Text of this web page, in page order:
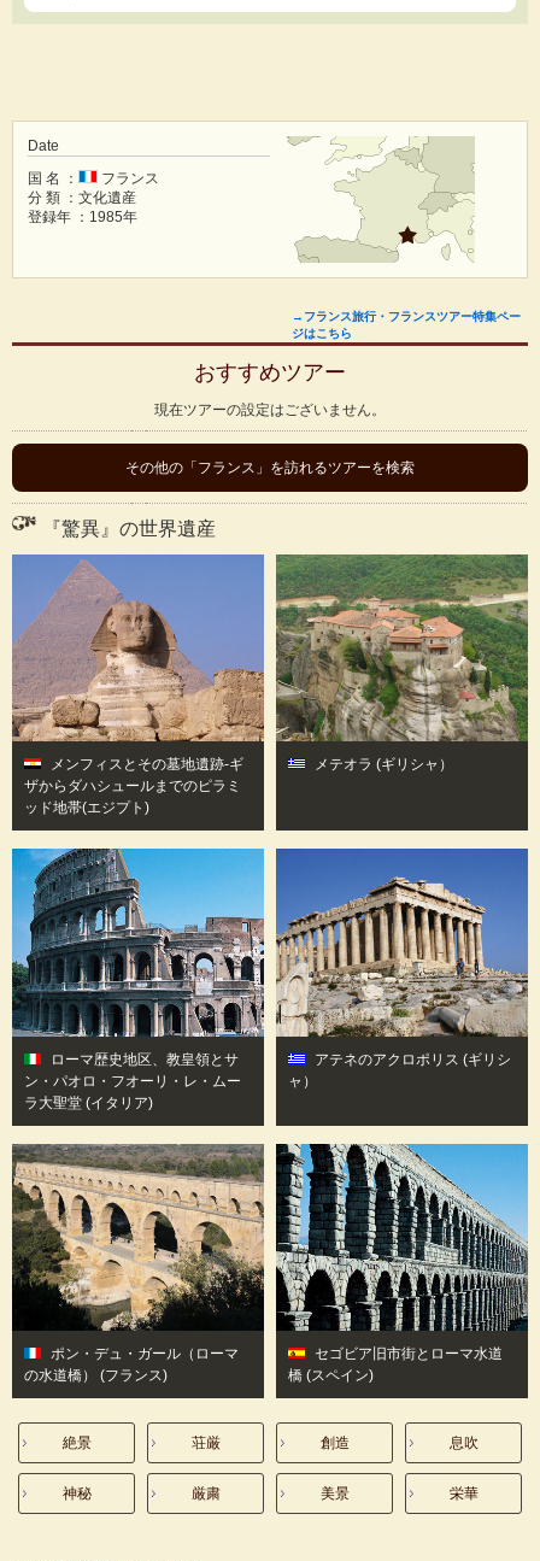
国 名 ：
フランス
分 類 ：文化遺産
登録年 ：1985年
→フランス旅行・フランスツアー特集ペー
ジはこちら
おすすめツアー
現在ツアーの設定はございません。
その他の「フランス」を訪れるツアーを検索
『驚異』の世界遺産
メンフィスとその墓地遺跡-ギ
ザからダハシュールまでのピラミ
ッド地帯(エジプト)
メテオラ (ギリシャ）
ローマ歴史地区、教皇領とサ
ン・パオロ・フオーリ・レ・ムー
ラ大聖堂 (イタリア)
アテネのアクロポリス (ギリシ
ャ）
ポン・デュ・ガール（ローマ
の水道橋）
(フランス)
セゴビア旧市街とローマ水道
橋 (スペイン)
絶景 荘厳 創造 息吹
神秘 厳粛 美景 栄華